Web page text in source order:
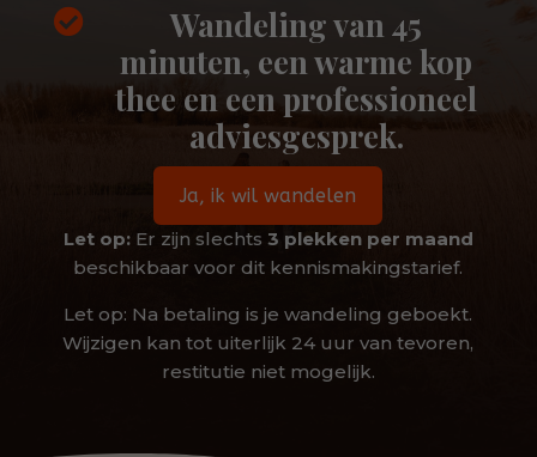

Wandeling van 45
minuten, een warme kop
thee en een professioneel
adviesgesprek.
Ja, ik wil wandelen
Let op:Er zijn slechts 3 plekken per maand
beschikbaar voor dit kennismakingstarief.
Let op: Na betaling is je wandeling geboekt.
Wijzigen kan tot uiterlijk 24 uur van tevoren,
restitutie niet mogelijk.